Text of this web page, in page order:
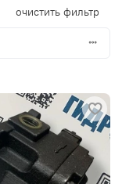
очистить фильтр